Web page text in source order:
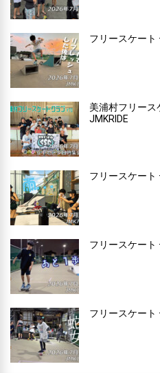
フリースケート
美浦村フリー
JMKRIDE
フリースケート
フリースケート
フリースケート